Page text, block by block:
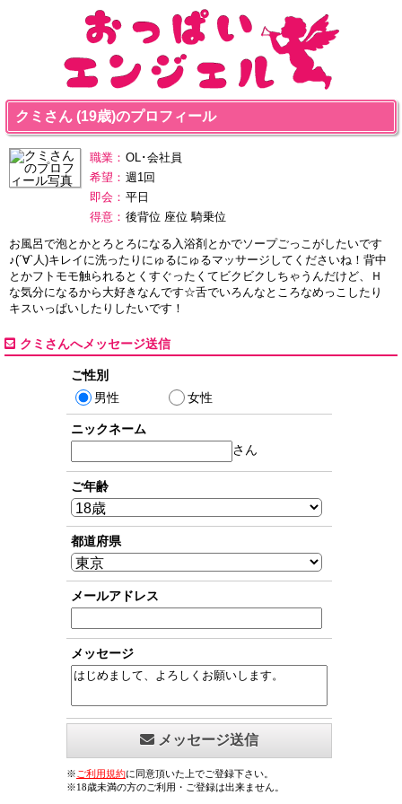
クミさん (19歳)のプロフィール
職業： OL･会社員
希望： 週1回
即会： 平日
得意： 後背位 座位 騎乗位
お風呂で泡とかとろとろになる入浴剤とかでソープごっこがしたいです
♪(´∀`人)キレイに洗ったりにゅるにゅるマッサージしてくださいね！背中
とかフトモモ触られるとくすぐったくてビクビクしちゃうんだけど、Ｈ
な気分になるから大好きなんです☆舌でいろんなところなめっこしたり
キスいっぱいしたりしたいです！
クミさんへメッセージ送信